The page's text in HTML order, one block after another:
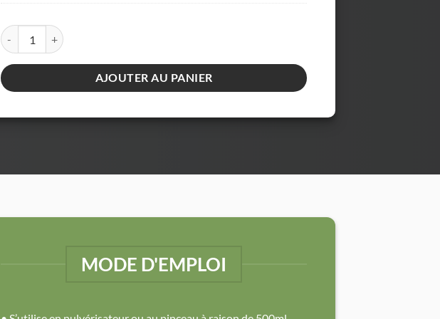
protection
quantité de Digrain - Pal Choc 1L
AJOUTER AU PANIER
MODE D'EMPLOI